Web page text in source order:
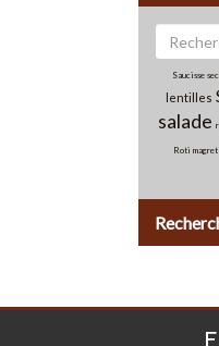
Saucisse
lentilles
salade
Roti magret